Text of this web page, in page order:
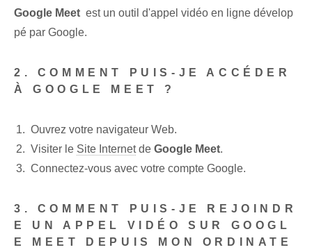
Google Meet ​ est un outil d'appel vidéo en ligne dévelop
pé par Google.
2. COMMENT PUIS-JE ACCÉDER
À GOOGLE MEET ?
Ouvrez votre navigateur Web.
Visiter le Site Internetde Google Meet.
Connectez-vous avec votre compte Google⁤.
3. COMMENT PUIS-JE REJOINDR
E UN APPEL VIDÉO SUR GOOGL
E MEET DEPUIS MON ORDINATE